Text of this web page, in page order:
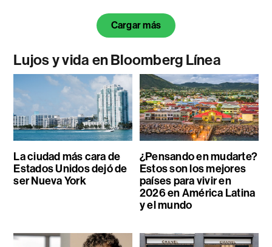
Cargar más
Lujos y vida en Bloomberg Línea
La ciudad más cara de
Estados Unidos dejó de
ser Nueva York
¿Pensando en mudarte?
Estos son los mejores
países para vivir en
2026 en América Latina
y el mundo